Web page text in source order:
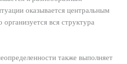
оказывается центральным
вся структура
также выполняет